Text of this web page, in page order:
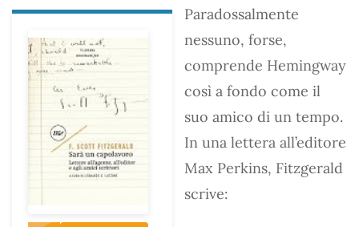
Paradossalmente
nessuno, forse,
comprende Hemingway
così a fondo come il
suo amico di un tempo.
In una lettera all’editore
Max Perkins, Fitzgerald
scrive: